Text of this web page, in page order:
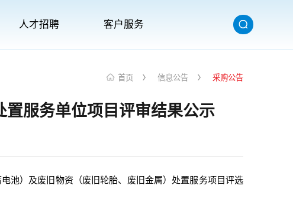
人才招聘 客户服务
首页 信息公告 采购公告
服务单位项目评审结果公示
池）及废旧物资（废旧轮胎、废旧金属）处置服务项目评选